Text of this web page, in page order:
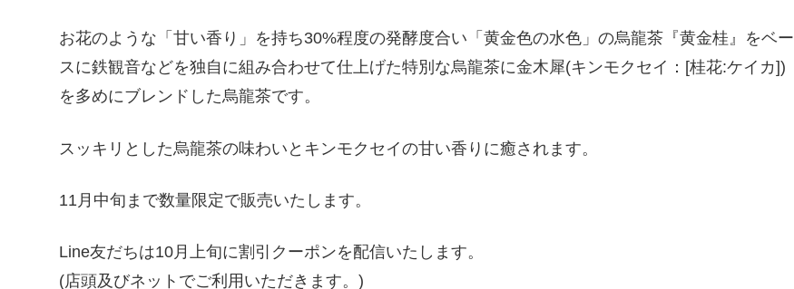
お花のような「甘い香り」を持ち30%程度の発酵度合い「黄金色の水色」の烏龍茶『黄金桂』をベー
スに鉄観音などを独自に組み合わせて仕上げた特別な烏龍茶に金木犀(キンモクセイ：[桂花:ケイカ])
を多めにブレンドした烏龍茶です。
スッキリとした烏龍茶の味わいとキンモクセイの甘い香りに癒されます。
11月中旬まで数量限定で販売いたします。
Line友だちは10月上旬に割引クーポンを配信いたします。
(店頭及びネットでご利用いただきます。)